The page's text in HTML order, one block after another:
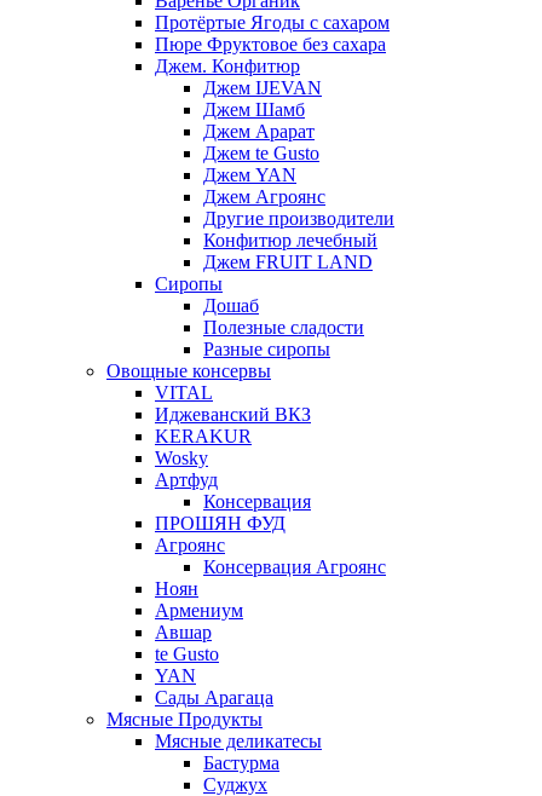
Протёртые Ягоды с сахаром
Пюре Фруктовое без сахара
Джем. Конфитюр
Джем IJEVAN
Джем Шамб
Джем Арарат
Джем te Gusto
Джем YAN
Джем Агроянс
Другие производители
Конфитюр лечебный
Джем FRUIT LAND
Сиропы
Дошаб
Полезные сладости
Разные сиропы
Овощные консервы
VITAL
Иджеванский ВКЗ
KERAKUR
Wosky
Артфуд
Консервация
ПРОШЯН ФУД
Агроянс
Консервация Агроянс
Ноян
Армениум
Авшар
te Gusto
YAN
Сады Арагаца
Мясные Продукты
Мясные деликатесы
Бастурма
Суджух